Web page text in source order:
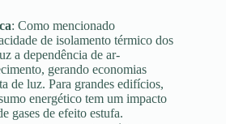
: Como mencionado
de isolamento térmico dos
a dependência de ar-
gerando economias
de luz. Para grandes edifícios,
energético tem um impacto
gases de efeito estufa.